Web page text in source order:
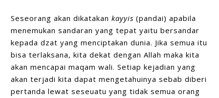
Seseorang akan dikatakankayyis (pandai) apabila
menemukan sandaran yang tepat yaitu bersandar
kepada dzat yang menciptakan dunia. Jika semua itu
bisa terlaksana, kita dekat dengan Allah maka kita
akan mencapai maqam wali. Setiap kejadian yang
akan terjadi kita dapat mengetahuinya sebab diberi
pertanda lewat seseuatu yang tidak semua orang